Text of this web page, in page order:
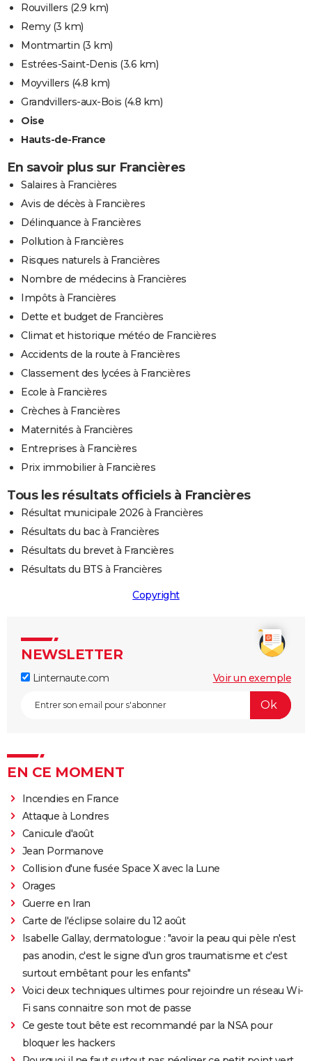
Rouvillers (2.9 km)
Remy(3 km)
Montmartin (3 km)
Estrées-Saint-Denis (3.6 km)
Moyvillers (4.8 km)
Grandvillers-aux-Bois (4.8 km)
Oise
Hauts-de-France
En savoir plus sur Francières
Salaires à Francières
Avis de décès à Francières
Délinquance à Francières
Pollution à Francières
Risques naturels à Francières
Nombre de médecins à Francières
Impôts à Francières
Dette et budget de Francières
Climat et historique météo de Francières
Accidents de la route à Francières
Classement des lycées à Francières
Ecole à Francières
Crèches à Francières
Maternités à Francières
Entreprises à Francières
Prix immobilier à Francières
Tous les résultats officiels à Francières
Résultat municipale 2026 à Francières
Résultats du bac à Francières
Résultats du brevet à Francières
Résultats du BTS à Francières
Copyright
NEWSLETTER
Linternaute.com Voir un exemple
EN CE MOMENT
Incendies en France
Attaque à Londres
Canicule d'août
Jean Pormanove
Collision d'une fusée Space X avec la Lune
Orages
Guerre en Iran
Carte de l'éclipse solaire du 12 août
Isabelle Gallay, dermatologue : "avoir la peau qui pèle n'est
pas anodin, c'est le signe d'un gros traumatisme et c'est
surtout embêtant pour les enfants"
Voici deux techniques ultimes pour rejoindre un réseau Wi-
Fi sans connaitre son mot de passe
Ce geste tout bête est recommandé par la NSA pour
bloquer les hackers